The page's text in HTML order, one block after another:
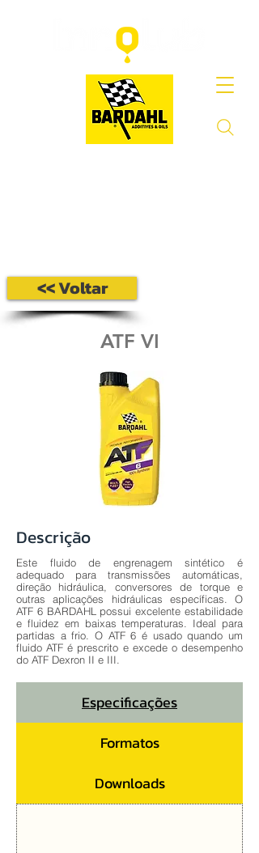
<< Voltar
ATF VI
Descrição
Este fluido de engrenagem sintético é
adequado para transmissões automáticas,
direção hidráulica, conversores de torque e
outras aplicações hidráulicas específicas. O
ATF 6 BARDAHL possui excelente estabilidade
e fluidez em baixas temperaturas. Ideal para
partidas a frio. O ATF 6 é usado quando um
fluido ATF é prescrito e excede o desempenho
do ATF Dexron II e III.
Especificações
Formatos
Downloads